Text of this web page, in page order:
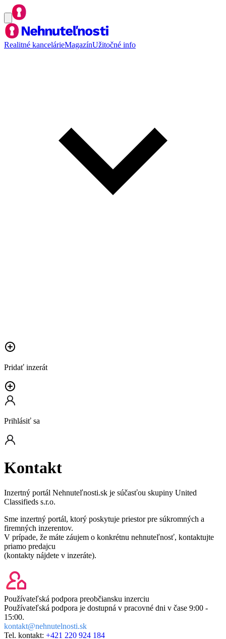
Realitné kancelárieMagazínUžitočné info
Pridať inzerát
Prihlásiť sa
Kontakt
Inzertný portál Nehnuteľnosti.sk je súčasťou skupiny United
Classifieds s.r.o.
Sme inzertný portál, ktorý poskytuje priestor pre súkromných a
firemných inzerentov.
V prípade, že máte záujem o konkrétnu nehnuteľnosť, kontaktujte
priamo predajcu
(kontakty nájdete v inzeráte).
Používateľská podpora preobčiansku inzerciu
Používateľská podpora je dostupná v pracovné dni v čase 9:00 -
15:00.
kontakt@nehnutelnosti.sk
Tel. kontakt: +421 220 924 184